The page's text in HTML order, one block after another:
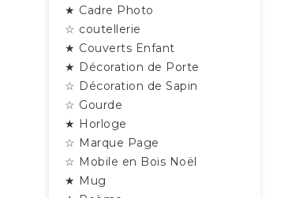
★ Cadre Photo
☆ coutellerie
★ Couverts Enfant
★ Décoration de Porte
☆ Décoration de Sapin
☆ Gourde
★ Horloge
☆ Marque Page
☆ Mobile en Bois Noël
★ Mug